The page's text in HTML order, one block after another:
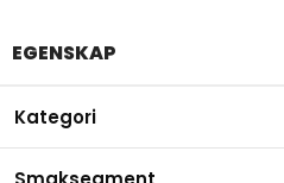
EGENSKAP
Kategori